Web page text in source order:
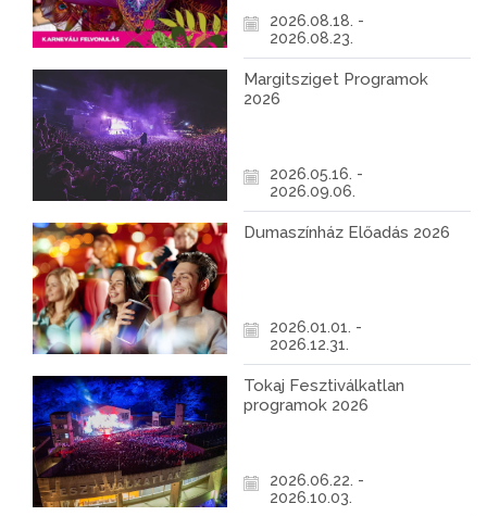
2026.08.18. -
2026.08.23.
Margitsziget Programok
2026
2026.05.16. -
2026.09.06.
Dumaszínház Előadás 2026
2026.01.01. -
2026.12.31.
Tokaj Fesztiválkatlan
programok 2026
2026.06.22. -
2026.10.03.